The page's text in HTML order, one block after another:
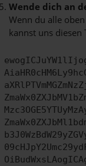
Wende dich an
Wenn du alle
kannst uns diesen